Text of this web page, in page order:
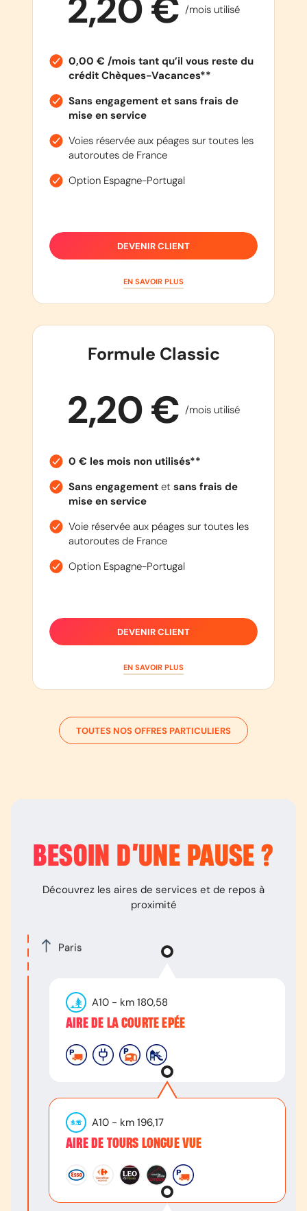
/mois utilisé
0,00 € /mois tant qu’il vous reste du
crédit Chèques-Vacances**
Sans engagement et sans frais de
mise en service
Voies réservée aux péages sur toutes les
autoroutes de France
Option Espagne-Portugal
DEVENIR CLIENT
EN SAVOIR PLUS
Formule Classic
2,20 € /mois utilisé
0 € les mois non utilisés**
Sans engagementet sans frais de
mise en service
Voie réservée aux péages sur toutes les
autoroutes de France
Option Espagne-Portugal
DEVENIR CLIENT
EN SAVOIR PLUS
TOUTES NOS OFFRES PARTICULIERS
BESOIN D’UNE PAUSE ?
Découvrez les aires de services et de repos à
proximité
Paris
A10 - km 180,58
AIRE DE LA COURTE EPÉE
A10 - km 196,17
AIRE DE TOURS LONGUE VUE